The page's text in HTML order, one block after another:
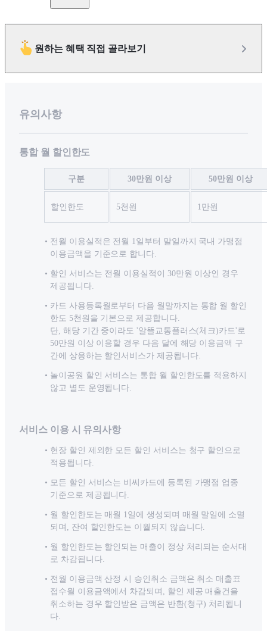
원하는 혜택 직접 골라보기
유의사항
통합 월 할인한도
구분 30만원 이상 50만원 이상
할인한도 5천원 1만원
전월 이용실적은 전월 1일부터 말일까지 국내 가맹점
이용금액을 기준으로 합니다.
할인 서비스는 전월 이용실적이 30만원 이상인 경우
제공됩니다.
카드 사용등록월로부터 다음 월말까지는 통합 월 할인
한도 5천원을 기본으로 제공합니다.
단, 해당 기간 중이라도 '알뜰교통플러스(체크)카드'로
50만원 이상 이용할 경우 다음 달에 해당 이용금액 구
간에 상응하는 할인서비스가 제공됩니다.
놀이공원 할인 서비스는 통합 월 할인한도를 적용하지
않고 별도 운영됩니다.
서비스 이용 시 유의사항
현장 할인 제외한 모든 할인 서비스는 청구 할인으로
적용됩니다.
모든 할인 서비스는 비씨카드에 등록된 가맹점 업종
기준으로 제공됩니다.
월 할인한도는 매월 1일에 생성되며 매월 말일에 소멸
되며, 잔여 할인한도는 이월되지 않습니다.
월 할인한도는 할인되는 매출이 정상 처리되는 순서대
로 차감됩니다.
전월 이용금액 산정 시 승인취소 금액은 취소 매출표
접수월 이용금액에서 차감되며, 할인 제공 매출건을
취소하는 경우 할인받은 금액은 반환(청구) 처리됩니
다.